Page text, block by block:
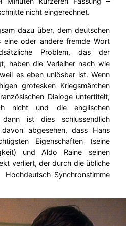
nicht eingerechnet.
dazu über, dem deutschen
eine oder andere fremde Wort
Problem, das der
haben die Verleiher nach wie
es eben unlösbar ist. Wenn
grotesken Kriegsmärchen
Dialoge untertitelt,
nicht und die englischen
dann ist dies schlussendlich
abgesehen, dass Hans
Eigenschaften (seine
und Aldo Raine seinen
verliert, der durch die übliche
Synchronstimme